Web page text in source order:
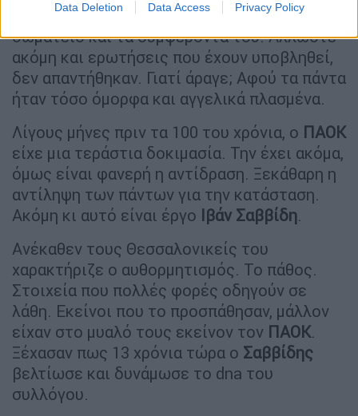
Data Deletion Data Access Privacy Policy
και ποιος ξέρει ποια κατάληξη για το
σωματείο και τα συμφέροντά του. Άλλωστε
ακόμη και ερωτήσεις που έχουν υποβληθεί,
δεν απαντήθηκαν. Γιατί άραγε; Αφού τα πάντα
ήταν τόσο όμορφα και αγγελικά πλασμένα.
Λίγους μήνες πριν τα 100 του χρόνια, ο ΠΑΟΚ
είχε μια τεράστια δοκιμασία. Την έχει ακόμα,
όμως είναι φανερή η αντίδραση. Ξεκάθαρη η
αντίληψη των πάντων για την κατάσταση.
Ακόμη κι αυτό είναι έργο Ιβάν Σαββίδη.
Ανέκαθεν τους Θεσσαλονικείς του
χαρακτήριζε ο αυθορμητισμός. Το πάθος.
Στοιχεία που πολλές φορές οδηγούν σε
λάθη. Εκείνοι που το προσπάθησαν, μάλλον
είχαν στο μυαλό τους εκείνον τον ΠΑΟΚ.
Ξέχασαν πως 13 χρόνια τώρα ο Σαββίδης
βελτίωσε και δυνάμωσε το dna του
συλλόγου.